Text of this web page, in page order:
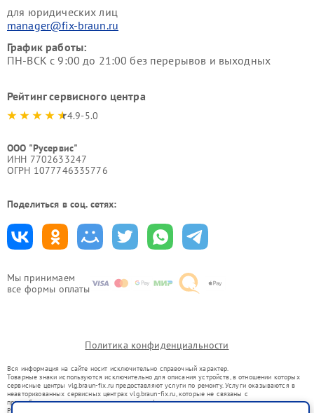
Мы принимаем
все формы оплаты
для юридических лиц
manager@fix-braun.ru
График работы:
ПН-ВСК с 9:00 до 21:00 без перерывов и выходных
Рейтинг сервисного центра
4.9-5.0
ООО "Русервис"
ИНН 7702633247
ОГРН 1077746335776
Поделиться в соц. сетях:
Политика конфиденциальности
Вся информация на сайте носит исключительно справочный характер.
Товарные знаки используются исключительно для описания устройств, в отношении которых
сервисные центры vlg.braun-fix.ru предоставляют услуги по ремонту. Услуги оказываются в
неавторизованных сервисных центрах vlg.braun-fix.ru, которые не связаны с
правообладателями товарных знаков или их официальными представителями.
Ремонт осуществляется для устройств, уже введенных в гражданский оборот в соответствии